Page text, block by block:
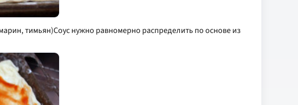
тимьян)Соус нужно равномерно распределить по основе из